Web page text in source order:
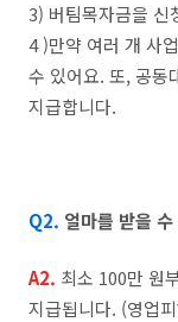
3) 버팀목자금을 신
4 )만약 여러 개 사
수 있어요. 또, 공동
지급합니다.
Q2. 얼마를 받을
A2. 최소 100만 원
지급됩니다. (영업